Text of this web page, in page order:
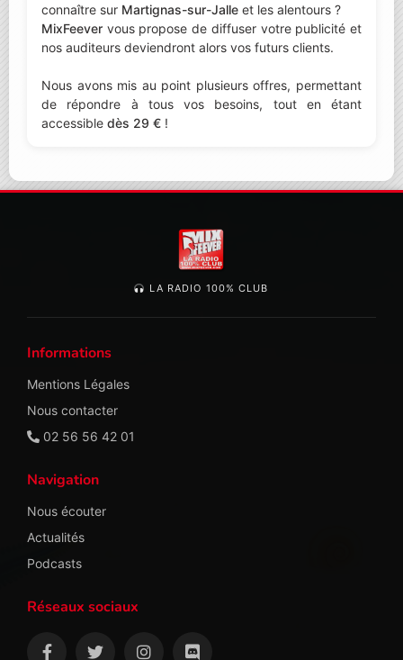
connaître sur Martignas-sur-Jalle et les alentours ?
MixFeever vous propose de diffuser votre publicité et
nos auditeurs deviendront alors vos futurs clients.
Nous avons mis au point plusieurs offres, permettant
de répondre à tous vos besoins, tout en étant
accessible dès 29 € !
LA RADIO 100% CLUB
Informations
Mentions Légales
Nous contacter
02 56 56 42 01
Navigation
Nous écouter
Actualités
Podcasts
Réseaux sociaux